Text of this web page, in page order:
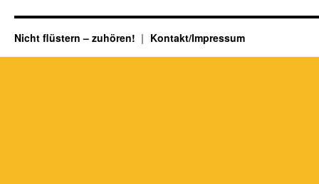
Nicht flüstern – zuhören! Kontakt/Impressum